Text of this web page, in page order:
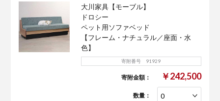
大川家具【モーブル】
ドロシー
ペット用ソファベッド
【フレーム・ナチュラル／座面・水
色】
寄附番号 91929
寄附金額： ￥242,500
数量：